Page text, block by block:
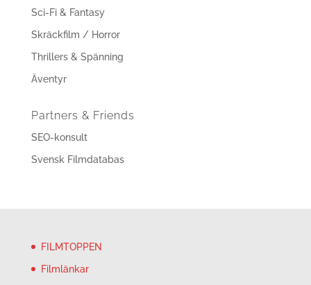
Sci-Fi & Fantasy
Skräckfilm / Horror
Thrillers & Spänning
Äventyr
Partners & Friends
SEO-konsult
Svensk Filmdatabas
FILMTOPPEN
Filmlänkar